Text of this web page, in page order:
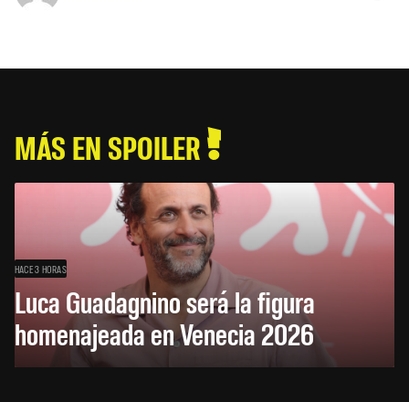
MÁS EN SPOILER
HACE 3 HORAS
Luca Guadagnino será la figura
homenajeada en Venecia 2026